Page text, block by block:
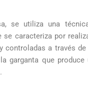
se utiliza una
se caracteriza por
controladas a través
garganta que